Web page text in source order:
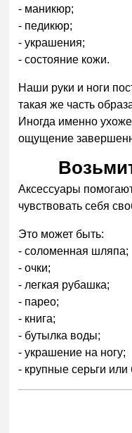
- маникюр;
- педикюр;
- украшения;
- состояние кожи.
Наши руки и ноги
такая же часть
Иногда именно
ощущение
Аксессуары
чувствовать себя
Это может быть:
- соломенная шляпа;
- очки;
- легкая рубашка;
- парео;
- книга;
- бутылка воды;
- украшение на ногу;
- крупные серьги или